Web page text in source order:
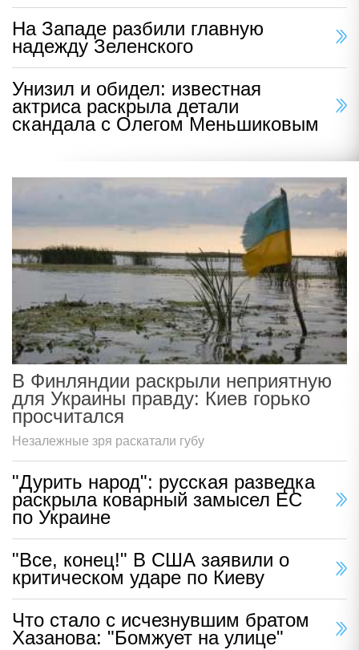
На Западе разбили главную
надежду Зеленского
Унизил и обидел: известная
актриса раскрыла детали
скандала с Олегом Меньшиковым
В Финляндии раскрыли неприятную
для Украины правду: Киев горько
просчитался
Незалежные зря раскатали губу
"Дурить народ": русская разведка
раскрыла коварный замысел ЕС
по Украине
"Все, конец!" В США заявили о
критическом ударе по Киеву
Что стало с исчезнувшим братом
Хазанова: "Бомжует на улице"